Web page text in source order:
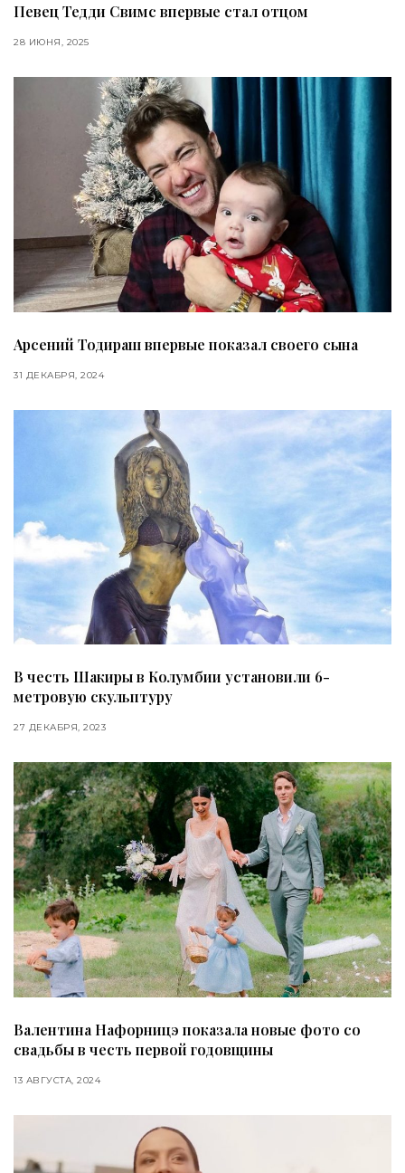
Певец Тедди Свимс впервые стал отцом
28 ИЮНЯ, 2025
Арсений Тодираш впервые показал своего сына
31 ДЕКАБРЯ, 2024
В честь Шакиры в Колумбии установили 6-
метровую скульптуру
27 ДЕКАБРЯ, 2023
Валентина Нафорницэ показала новые фото со
свадьбы в честь первой годовщины
13 АВГУСТА, 2024